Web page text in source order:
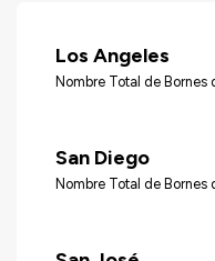
Los Angeles
Nombre Total de Bornes
San Diego
Nombre Total de Bornes